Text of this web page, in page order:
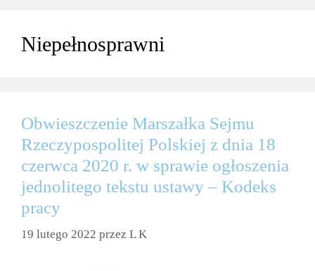
Niepełnosprawni
Obwieszczenie Marszałka Sejmu
Rzeczypospolitej Polskiej z dnia 18
czerwca 2020 r. w sprawie ogłoszenia
jednolitego tekstu ustawy – Kodeks
pracy
19 lutego 2022 przez L K